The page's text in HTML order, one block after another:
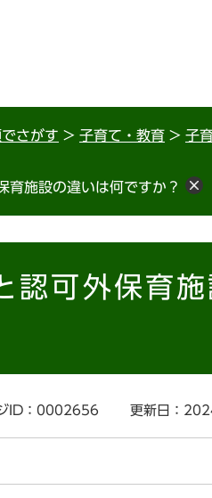
さがす > 子育て・教育 > 子
育施設の違いは何ですか？
認可外保育
ID：0002656 更新日：